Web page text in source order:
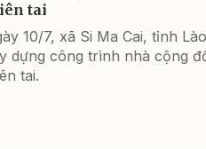
tai
10/7, xã Si Ma Cai, tỉnh
dựng công trình nhà cộng
tai.